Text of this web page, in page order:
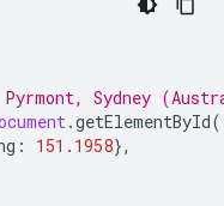
Sydney
.getElementById(
: 151.1958},